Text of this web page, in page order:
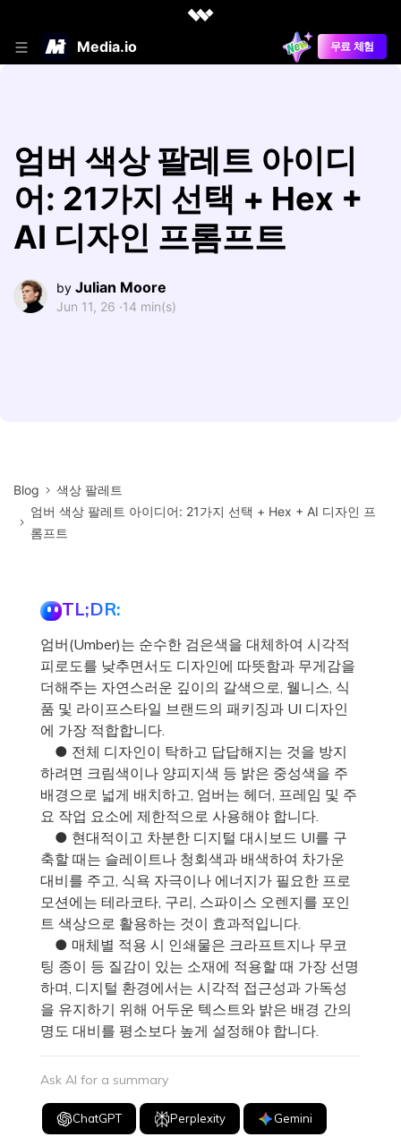
Media.io 무료 체험
엄버 색상 팔레트 아이디
어: 21가지 선택 + Hex +
AI 디자인 프롬프트
by Julian Moore
Jun 11, 26 ·14 min(s)
Blog
색상 팔레트
엄버 색상 팔레트 아이디어: 21가지 선택 + Hex + AI 디자인 프
롬프트
TL;DR:
엄버(Umber)는 순수한 검은색을 대체하여 시각적
피로도를 낮추면서도 디자인에 따뜻함과 무게감을
더해주는 자연스러운 깊이의 갈색으로, 웰니스, 식
품 및 라이프스타일 브랜드의 패키징과 UI 디자인
에 가장 적합합니다.
● 전체 디자인이 탁하고 답답해지는 것을 방지
하려면 크림색이나 양피지색 등 밝은 중성색을 주
배경으로 넓게 배치하고, 엄버는 헤더, 프레임 및 주
요 작업 요소에 제한적으로 사용해야 합니다.
● 현대적이고 차분한 디지털 대시보드 UI를 구
축할 때는 슬레이트나 청회색과 배색하여 차가운
대비를 주고, 식욕 자극이나 에너지가 필요한 프로
모션에는 테라코타, 구리, 스파이스 오렌지를 포인
트 색상으로 활용하는 것이 효과적입니다.
● 매체별 적용 시 인쇄물은 크라프트지나 무코
팅 종이 등 질감이 있는 소재에 적용할 때 가장 선명
하며, 디지털 환경에서는 시각적 접근성과 가독성
을 유지하기 위해 어두운 텍스트와 밝은 배경 간의
명도 대비를 평소보다 높게 설정해야 합니다.
Ask AI for a summary
ChatGPT Perplexity Gemini